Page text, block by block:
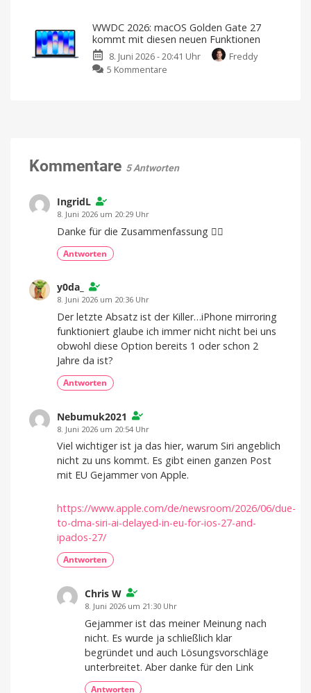
Das
steht
auf
Plan
Apple
spendiert
AirPods
WWDC 2026: macOS Golden Gate 27
kommt mit diesen neuen Funktionen
8. Juni 2026 - 20:41 Uhr
Freddy
5 Kommentare
mit
neu
Kommentare 5 Antworten
IngridL
8. Juni 2026 um 20:29 Uhr
Danke für die Zusammenfassung 👍🏻
Antworten
y0da_
8. Juni 2026 um 20:36 Uhr
Der letzte Absatz ist der Killer…iPhone mirroring
funktioniert glaube ich immer nicht nicht bei uns
obwohl diese Option bereits 1 oder schon 2
Jahre da ist?
Antworten
Nebumuk2021
8. Juni 2026 um 20:54 Uhr
Viel wichtiger ist ja das hier, warum Siri angeblich
nicht zu uns kommt. Es gibt einen ganzen Post
mit EU Gejammer von Apple.
https://www.apple.com/de/newsroom/2026/06/due-
to-dma-siri-ai-delayed-in-eu-for-ios-27-and-
ipados-27/
Antworten
Chris W
8. Juni 2026 um 21:30 Uhr
Gejammer ist das meiner Meinung nach
nicht. Es wurde ja schließlich klar
begründet und auch Lösungsvorschläge
unterbreitet. Aber danke für den Link
Antworten